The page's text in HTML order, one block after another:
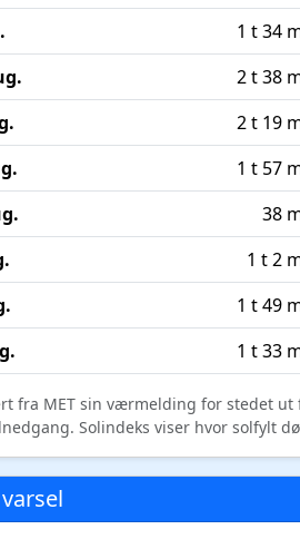
1 t 34
2 t 38
2 t 19
1 t 57
38
1 t 2
1 t 49
1 t 33
fra MET sin værmelding for stedet
Solindeks viser hvor solfylt